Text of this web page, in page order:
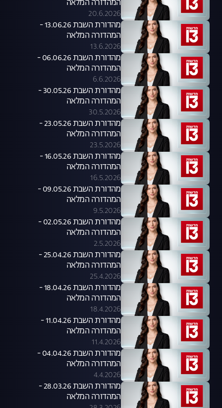
המהדורה המלאה
20.6.2026
מהדורת השבת 13.06.26 -
המהדורה המלאה
13.6.2026
מהדורת השבת 06.06.26 -
המהדורה המלאה
6.6.2026
מהדורת השבת 30.05.26 -
המהדורה המלאה
30.5.2026
מהדורת השבת 23.05.26 -
המהדורה המלאה
23.5.2026
מהדורת השבת 16.05.26 -
המהדורה המלאה
16.5.2026
מהדורת השבת 09.05.26 -
המהדורה המלאה
9.5.2026
מהדורת השבת 02.05.26 -
המהדורה המלאה
2.5.2026
מהדורת השבת 25.04.26 -
המהדורה המלאה
25.4.2026
מהדורת השבת 18.04.26 -
המהדורה המלאה
18.4.2026
מהדורת השבת 11.04.26 -
המהדורה המלאה
11.4.2026
מהדורת השבת 04.04.26 -
המהדורה המלאה
4.4.2026
מהדורת השבת 28.03.26 -
המהדורה המלאה